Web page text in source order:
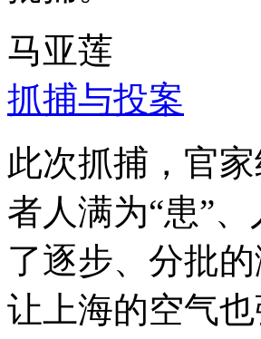
马亚莲
抓捕与投案
此次抓捕，官
者人满为“患”
了逐步、分批
让上海的空气